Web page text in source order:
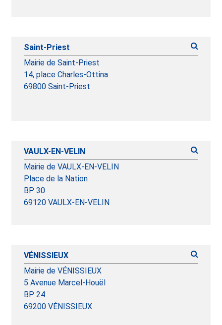
Saint-Priest
Mairie de Saint-Priest
14, place Charles-Ottina
69800 Saint-Priest
VAULX-EN-VELIN
Mairie de VAULX-EN-VELIN
Place de la Nation
BP 30
69120 VAULX-EN-VELIN
VÉNISSIEUX
Mairie de VÉNISSIEUX
5 Avenue Marcel-Houël
BP 24
69200 VÉNISSIEUX